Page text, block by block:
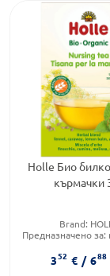
Holle Био
кърмачки
Brand:
Предназначено за:
352 € / 688